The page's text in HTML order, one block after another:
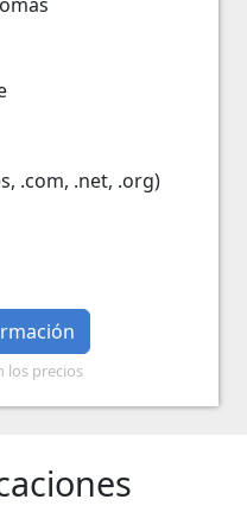
.com, .net, .org)
los precios